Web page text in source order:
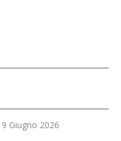
9 Giugno 2026